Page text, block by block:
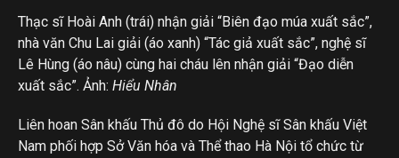
Thạc sĩ Hoài Anh (trái) nhận giải “Biên đạo múa xuất sắc”,
nhà văn Chu Lai giải (áo xanh) “Tác giả xuất sắc”, nghệ sĩ
Lê Hùng (áo nâu) cùng hai cháu lên nhận giải “Đạo diễn
xuất sắc”. Ảnh: Hiểu Nhân
Liên hoan Sân khấu Thủ đô do Hội Nghệ sĩ Sân khấu Việt
Nam phối hợp Sở Văn hóa và Thể thao Hà Nội tổ chức từ